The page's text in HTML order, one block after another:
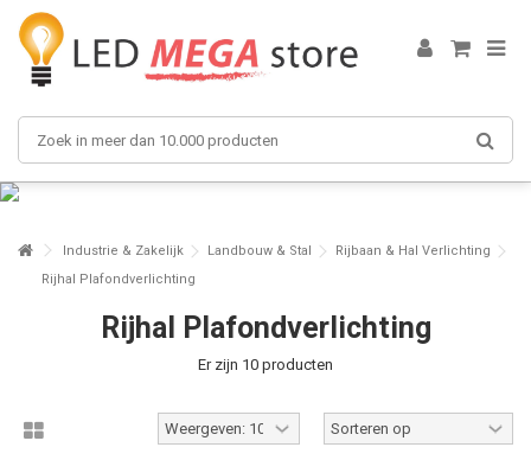
Industrie & Zakelijk Landbouw & Stal
Rijbaan & Hal Verlichting
Rijhal Plafondverlichting
Rijhal Plafondverlichting
Er zijn 10 producten